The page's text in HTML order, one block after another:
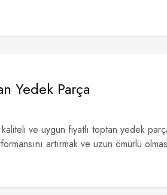
Yedek Parça
ve uygun fiyatlı toptan yedek
artırmak ve uzun ömürlü